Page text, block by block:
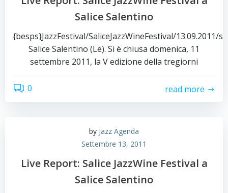
Salice Salentino
{besps}JazzFestival/SaliceJazzWineFestival/13.09.2011/
Salice Salentino (Le). Si è chiusa domenica, 11
settembre 2011, la V edizione della tregiorni
0 read more
by Jazz Agenda
Settembre 13, 2011
Live Report: Salice JazzWine Festival a
Salice Salentino